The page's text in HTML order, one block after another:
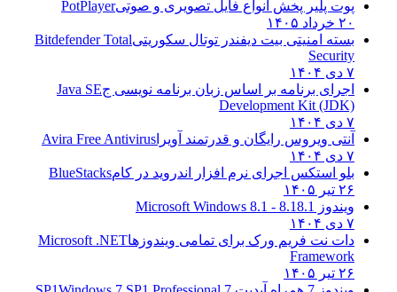
پوت پلیر پخش انواع فایل تصویری و صوتیPotPlayer
۲۰ خرداد ۱۴۰۵
بسته امنیتی بیت دیفندر توتال سکوریتیBitdefender Total
Security
۷ دی ۱۴۰۴
اجرای برنامه بر اساس زبان برنامه نویسی جJava SE
Development Kit (JDK)
۷ دی ۱۴۰۴
آنتی ویروس رایگان و قدرتمند آویرا Avira Free Antivirus
۷ دی ۱۴۰۴
بلو استکس اجرای نرم افزار اندروید در کامBlueStacks
۲۶ تیر ۱۴۰۵
ویندوز 8.1
8.1 - Microsoft Windows 8.1
۷ دی ۱۴۰۴
دات نت فریم ورک برای تمامی ویندوزهاMicrosoft .NET
Framework
۲۶ تیر ۱۴۰۵